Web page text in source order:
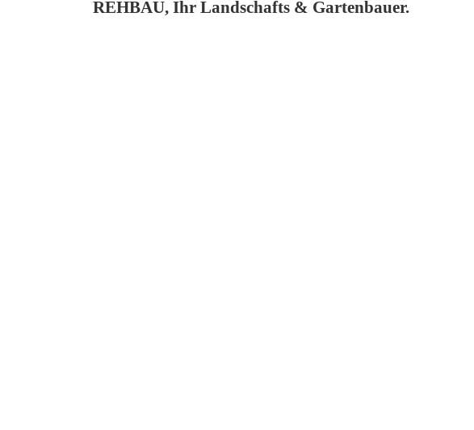
REHBAU, Ihr Landschafts & Gartenbauer.